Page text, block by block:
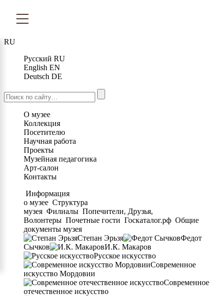
RU
Русский RU
English EN
Deutsch DE
О музее
Коллекция
Посетителю
Научная работа
Проекты
Музейная педагогика
Арт-салон
Контакты
Информация
о музее Структура
музея Филиалы Попечители, Друзья,
Волонтеры Почетные гости Госкаталог.рф Общие
документы музея
Степан Эрьзя
Федот
Сычков
И.К. Макаров
Русское искусство
Современное
искусство Мордовии
Современное
отечественное искусство